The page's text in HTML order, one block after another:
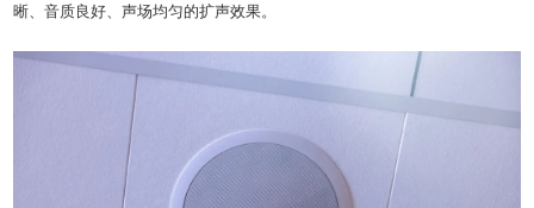
晰、音质良好、声场均匀的扩声效果。